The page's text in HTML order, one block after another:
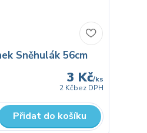
Sněhulák 56cm
3 Kč/ks
2 Kčbez DPH
Přidat do košíku